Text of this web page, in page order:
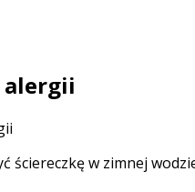
alergii
ściereczkę w zimnej